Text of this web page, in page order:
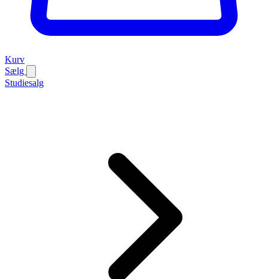
Kurv
Sælg
Studiesalg